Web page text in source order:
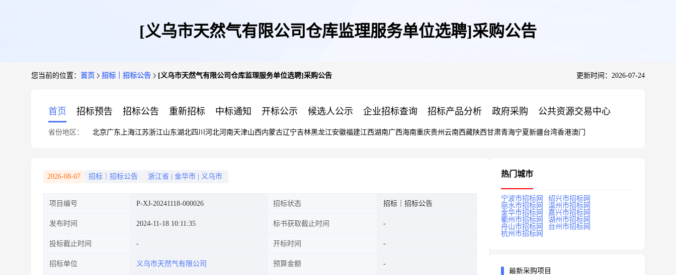
[义乌市天然气有限公司仓库监理服务单位选聘]采购公告
您当前的位置： 首页 招标｜招标公告 [义乌市天然气有限公司仓库监理服务单位选聘]采购公告 更新时间：2026-07-24
首页 招标预告 招标公告 重新招标 中标通知 开标公示 候选人公示 企业招标查询 招标产品分析 政府采购 公共资源交易中心
省份地区： 北京广东 上海江苏浙江山东湖北四川 河北河南天津山西内蒙古辽宁吉林黑龙江安徽福建江西湖南广西海南重庆贵州 云南西藏陕西甘肃青海宁夏新疆台湾香港澳门
2026-08-07 招标｜招标公告 浙江省 金华市 义乌市
项目编号 P-XJ-20241118-000026 招标状态 招标｜招标公告
发布时间 2024-11-18 10:11:35 标书获取截止时间
投标截止时间 开标时间
招标单位 义乌市天然气有限公司 预算金额
热门城市
宁波市招标网
绍兴市招标网
丽水市招标网
温州市招标网
金华市招标网
嘉兴市招标网
衢州市招标网
湖州市招标网
舟山市招标网
台州市招标网
杭州市招标网
最新采购项目